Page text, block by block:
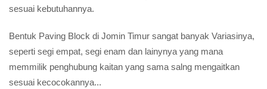
sesuai kebutuhannya.
Bentuk Paving Block di Jomin Timur sangat banyak Variasinya,
seperti segi empat, segi enam dan lainynya yang mana
memmilik penghubung kaitan yang sama salng mengaitkan
sesuai kecocokannya...